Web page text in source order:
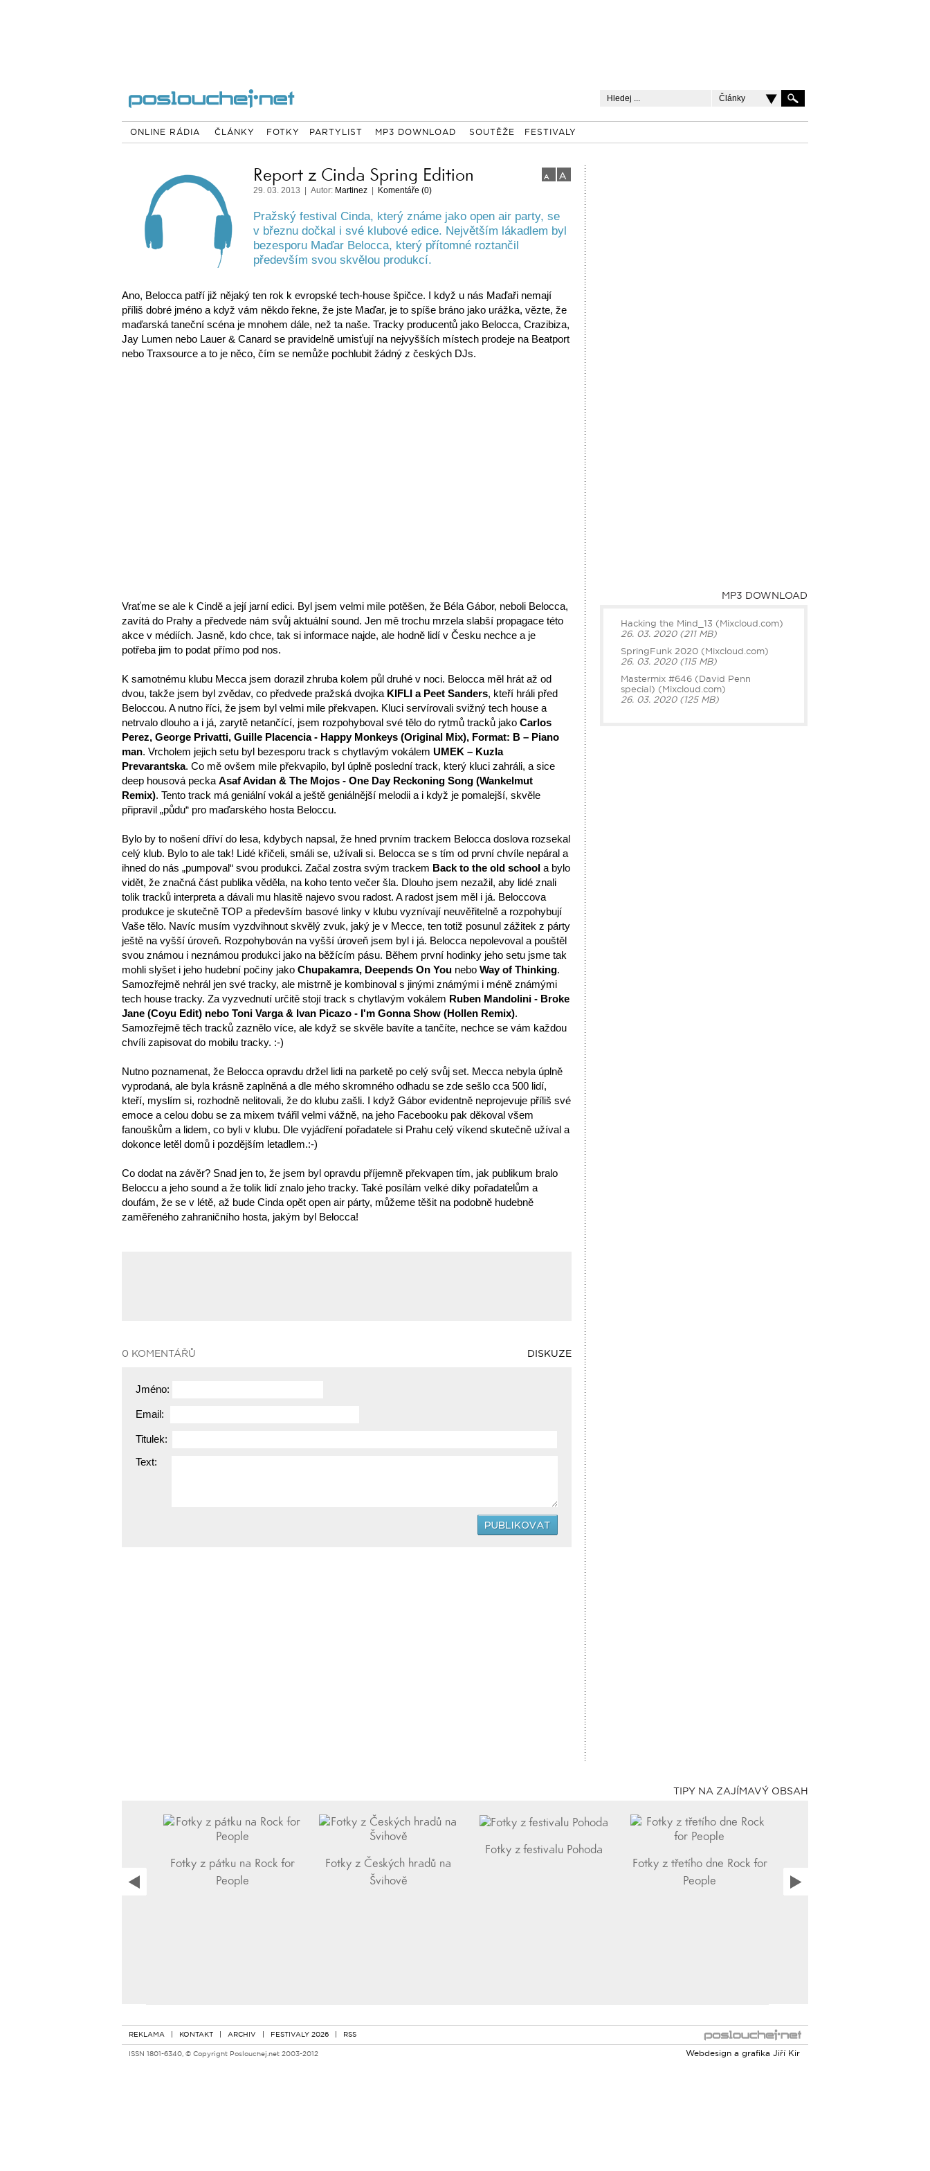
Články
ONLINE RÁDIA ČLÁNKY FOTKY PARTYLIST MP3 DOWNLOAD SOUTĚŽE FESTIVALY
Report z Cinda Spring Edition
29. 03. 2013 | Autor: Martinez Komentáře (0)
Pražský festival Cinda, který známe jako open air party, se
v březnu dočkal i své klubové edice. Největším lákadlem byl
bezesporu Maďar Belocca, který přítomné roztančil
především svou skvělou produkcí.
Ano, Belocca patří již nějaký ten rok k evropské tech-house špičce. I když u nás Maďaři nemají
příliš dobré jméno a když vám někdo řekne, že jste Maďar, je to spíše bráno jako urážka, vězte, že
maďarská taneční scéna je mnohem dále, než ta naše. Tracky producentů jako Belocca, Crazibiza,
Jay Lumen nebo Lauer & Canard se pravidelně umisťují na nejvyšších místech prodeje na Beatport
nebo Traxsource a to je něco, čím se nemůže pochlubit žádný z českých DJs.
Vraťme se ale k Cindě a její jarní edici. Byl jsem velmi mile potěšen, že Béla Gábor, neboli Belocca,
zavítá do Prahy a předvede nám svůj aktuální sound. Jen mě trochu mrzela slabší propagace této
akce v médiích. Jasně, kdo chce, tak si informace najde, ale hodně lidí v Česku nechce a je
potřeba jim to podat přímo pod nos.
K samotnému klubu Mecca jsem dorazil zhruba kolem půl druhé v noci. Belocca měl hrát až od
dvou, takže jsem byl zvědav, co předvede pražská dvojka KIFLI a Peet Sanders, kteří hráli před
Beloccou. A nutno říci, že jsem byl velmi mile překvapen. Kluci servírovali svižný tech house a
netrvalo dlouho a i já, zarytě netančící, jsem rozpohyboval své tělo do rytmů tracků jako Carlos
Perez, George Privatti, Guille Placencia - Happy Monkeys (Original Mix), Format: B – Piano
man. Vrcholem jejich setu byl bezesporu track s chytlavým vokálem UMEK – Kuzla
Prevarantska. Co mě ovšem mile překvapilo, byl úplně poslední track, který kluci zahráli, a sice
deep housová pecka Asaf Avidan & The Mojos - One Day Reckoning Song (Wankelmut
Remix). Tento track má geniální vokál a ještě geniálnější melodii a i když je pomalejší, skvěle
připravil „půdu“ pro maďarského hosta Beloccu.
Bylo by to nošení dříví do lesa, kdybych napsal, že hned prvním trackem Belocca doslova rozsekal
celý klub. Bylo to ale tak! Lidé křičeli, smáli se, užívali si. Belocca se s tím od první chvíle nepáral a
ihned do nás „pumpoval“ svou produkci. Začal zostra svým trackem Back to the old school a bylo
vidět, že značná část publika věděla, na koho tento večer šla. Dlouho jsem nezažil, aby lidé znali
tolik tracků interpreta a dávali mu hlasitě najevo svou radost. A radost jsem měl i já. Beloccova
produkce je skutečně TOP a především basové linky v klubu vyznívají neuvěřitelně a rozpohybují
Vaše tělo. Navíc musím vyzdvihnout skvělý zvuk, jaký je v Mecce, ten totiž posunul zážitek z párty
ještě na vyšší úroveň. Rozpohybován na vyšší úroveň jsem byl i já. Belocca nepolevoval a pouštěl
svou známou i neznámou produkci jako na běžícím pásu. Během první hodinky jeho setu jsme tak
mohli slyšet i jeho hudební počiny jako Chupakamra, Deepends On You nebo Way of Thinking.
Samozřejmě nehrál jen své tracky, ale mistrně je kombinoval s jinými známými i méně známými
tech house tracky. Za vyzvednutí určitě stojí track s chytlavým vokálem Ruben Mandolini - Broke
Jane (Coyu Edit) nebo Toni Varga & Ivan Picazo - I'm Gonna Show (Hollen Remix).
Samozřejmě těch tracků zaznělo více, ale když se skvěle bavíte a tančíte, nechce se vám každou
chvíli zapisovat do mobilu tracky. :-)
Nutno poznamenat, že Belocca opravdu držel lidi na parketě po celý svůj set. Mecca nebyla úplně
vyprodaná, ale byla krásně zaplněná a dle mého skromného odhadu se zde sešlo cca 500 lidí,
kteří, myslím si, rozhodně nelitovali, že do klubu zašli. I když Gábor evidentně neprojevuje příliš své
emoce a celou dobu se za mixem tvářil velmi vážně, na jeho Facebooku pak děkoval všem
fanouškům a lidem, co byli v klubu. Dle vyjádření pořadatele si Prahu celý víkend skutečně užíval a
dokonce letěl domů i pozdějším letadlem.:-)
Co dodat na závěr? Snad jen to, že jsem byl opravdu příjemně překvapen tím, jak publikum bralo
Beloccu a jeho sound a že tolik lidí znalo jeho tracky. Také posílám velké díky pořadatelům a
doufám, že se v létě, až bude Cinda opět open air párty, můžeme těšit na podobně hudebně
zaměřeného zahraničního hosta, jakým byl Belocca!
0 KOMENTÁŘŮ DISKUZE
Jméno:
Email:
Titulek:
Text:
MP3 DOWNLOAD
Hacking the Mind_13 (Mixcloud.com)
26. 03. 2020 (211 MB)
SpringFunk 2020 (Mixcloud.com)
26. 03. 2020 (115 MB)
Mastermix #646 (David Penn
special) (Mixcloud.com)
26. 03. 2020 (125 MB)
TIPY NA ZAJÍMAVÝ OBSAH
Fotky z pátku na Rock for
People
Fotky z Českých hradů na
Švihově
Fotky z festivalu Pohoda
Fotky z třetího dne Rock for
People
REKLAMA | KONTAKT | ARCHIV | FESTIVALY 2026 | RSS
ISSN 1801-6340, © Copyright Poslouchej.net 2003-2012
Webdesign a grafika Jiří Kir